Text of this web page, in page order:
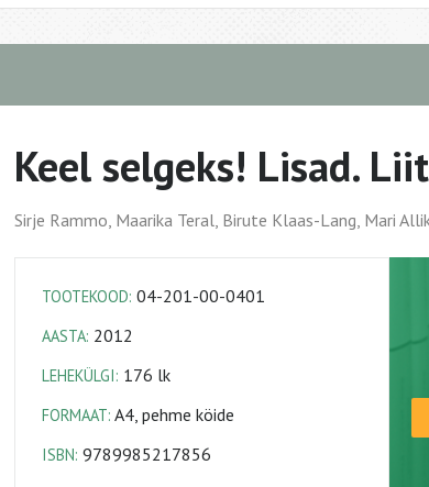
Keel selgeks! Lisad.
Sirje Rammo, Maarika Teral, Birute Klaas-Lang, Mari
TOOTEKOOD: 04-201-00-0401
AASTA: 2012
LEHEKÜLGI: 176 lk
FORMAAT: A4, pehme köide
ISBN: 9789985217856